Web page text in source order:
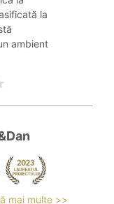
la
ambient
mai multe >>